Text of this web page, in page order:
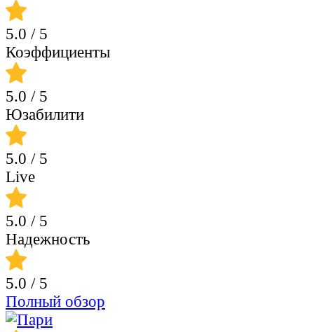
5.0 / 5
Коэффициенты
5.0 / 5
Юзабилити
5.0 / 5
Live
5.0 / 5
Надежность
5.0 / 5
Полный обзор